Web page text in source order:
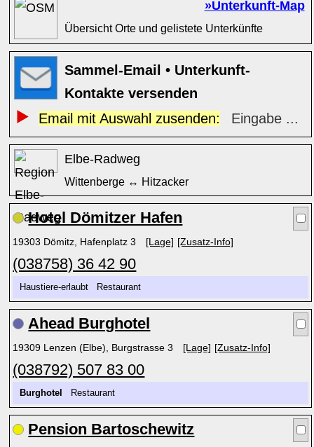
»Unterkunft-Map
Übersicht Orte und gelistete Unterkünfte
Sammel-Email • Unterkunft-
Kontakte versenden
Email mit Auswahl zusenden:
Eingabe ...
Elbe-Radweg
Wittenberge ↔ Hitzacker
Hotel Dömitzer Hafen
19303 Dömitz, Hafenplatz 3 [Lage] [Zusatz-Info]
(038758) 36 42 90
Haustiere-erlaubt Restaurant
Ahead Burghotel
19309 Lenzen (Elbe), Burgstrasse 3 [Lage] [Zusatz-Info]
(038792) 507 83 00
Burghotel Restaurant
Pension Bartoschewitz